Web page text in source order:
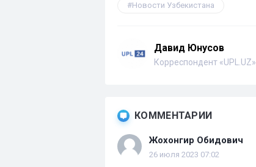
Новости Узбекистана
Давид Юнусов
Корреспондент «UPL.UZ»
КОММЕНТАРИИ
Жохонгир Обидович
26 июля 2023 07:02